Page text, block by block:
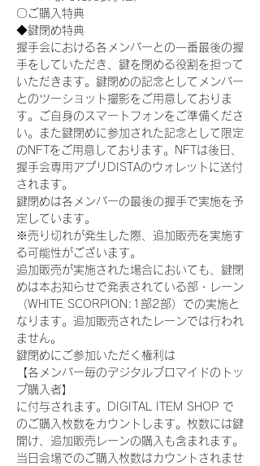
〇ご購入特典
◆鍵閉め特典
握手会における各メンバーとの一番最後の握
手をしていただき、鍵を閉める役割を担って
いただきます。鍵閉めの記念としてメンバー
とのツーショット撮影をご用意しておりま
す。ご自身のスマートフォンをご準備くださ
い。また鍵閉めに参加された記念として限定
のNFTをご用意しております。NFTは後日、
握手会専用アプリDISTAのウォレットに送付
されます。
鍵閉めは各メンバーの最後の握手で実施を予
定しています。
※売り切れが発生した際、追加販売を実施す
る可能性がございます。
追加販売が実施された場合においても、鍵閉
めは本お知らせで発表されている部・レーン
（WHITE SCORPION:1部2部）での実施と
なります。追加販売されたレーンでは行われ
ません。
鍵閉めにご参加いただく権利は
【各メンバー毎のデジタルブロマイドのトッ
プ購入者】
に付与されます。DIGITAL ITEM SHOP で
のご購入枚数をカウントします。枚数には鍵
開け、追加販売レーンの購入も含まれます。
当日会場でのご購入枚数はカウントされませ